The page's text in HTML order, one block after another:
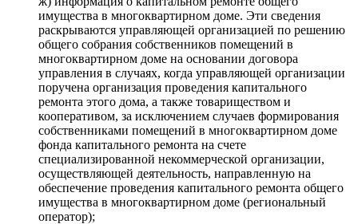
имущества в многоквартирном доме. Эти сведения
раскрываются управляющей организацией по решению
общего собрания собственников помещений в
многоквартирном доме на основании договора
управления в случаях, когда управляющей организации
поручена организация проведения капитального
ремонта этого дома, а также товариществом и
кооперативом, за исключением случаев формирования
собственниками помещений в многоквартирном доме
фонда капитального ремонта на счете
специализированной некоммерческой организации,
осуществляющей деятельность, направленную на
обеспечение проведения капитального ремонта общего
имущества в многоквартирном доме (региональный
оператор);